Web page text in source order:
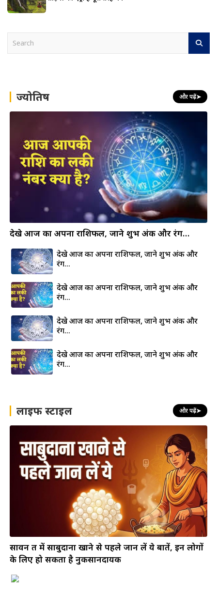
h ज्योतिष और पढ़ें➤
देखे आज का अपना राशिफल, जाने शुभ अंक और रंग…
देखे आज का अपना राशिफल, जाने शुभ अंक और
रंग…
देखे आज का अपना राशिफल, जाने शुभ अंक और
रंग…
देखे आज का अपना राशिफल, जाने शुभ अंक और
रंग…
देखे आज का अपना राशिफल, जाने शुभ अंक और
रंग…
लाइफ स्टाइल और पढ़ें➤
सावन व्रत में साबुदाना खाने से पहले जान लें ये बातें, इन लोगों
के लिए हो सकता है नुकसानदायक